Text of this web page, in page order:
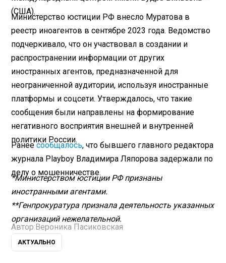
(США).
Министерство юстиции РФ внесло Муратова в
реестр иноагентов в сентябре 2023 года. Ведомство
подчеркивало, что он участвовал в создании и
распространении информации от других
иностранных агентов, предназначенной для
неограниченной аудитории, используя иностранные
платформы и соцсети. Утверждалось, что такие
сообщения были направлены на формирование
негативного восприятия внешней и внутренней
политики России.
Ранеесообщалось, что бывшего главного редактора
журнала Playboy Владимира Ляпорова задержали по
делу о мошенничестве.
*Министерством юстиции РФ признаны
иностранными агентами.
**Генпрокуратура признала деятельность указанных
организаций нежелательной.
Автор: Вероника Пасиковская
АКТУАЛЬНО